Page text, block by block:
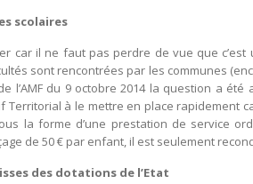
scolaires
car il ne faut pas perdre de vue que
sont rencontrées par les communes
l’AMF du 9 octobre 2014 la question a
Territorial à le mettre en place
la forme d’une prestation de service
de 50 € par enfant, il est seulement
des dotations de l’Etat